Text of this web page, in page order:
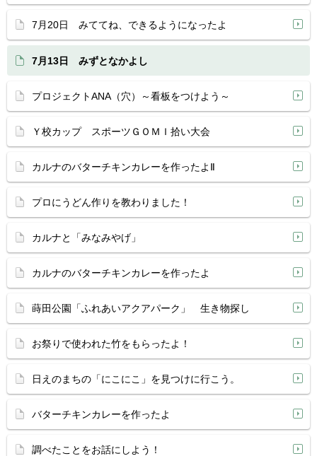
7月20日 みててね、できるようになったよ
7月13日 みずとなかよし
プロジェクトANA（穴）～看板をつけよう～
Ｙ校カップ スポーツＧＯＭＩ拾い大会
カルナのバターチキンカレーを作ったよⅡ
プロにうどん作りを教わりました！
カルナと「みなみやげ」
カルナのバターチキンカレーを作ったよ
蒔田公園「ふれあいアクアパーク」 生き物探し
お祭りで使われた竹をもらったよ！
日えのまちの「にこにこ」を見つけに行こう。
バターチキンカレーを作ったよ
調べたことをお話にしよう！